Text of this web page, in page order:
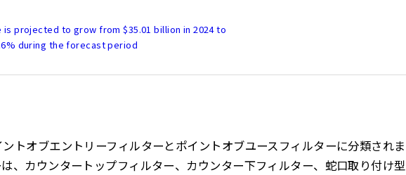
projected to grow from $35.01 billion in 2024 to
during the forecast period
トオブエントリーフィルターとポイントオブユースフィルターに分類されま
、カウンタートップフィルター、カウンター下フィルター、蛇口取り付け型